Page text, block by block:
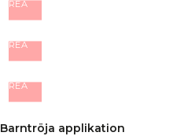
REA
REA
REA
Barntröja applikation